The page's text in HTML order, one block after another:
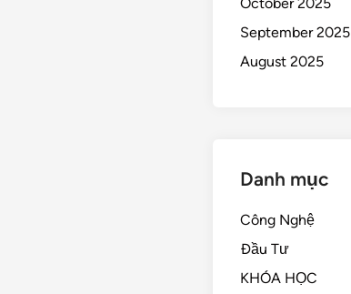
September 2025
August 2025
Danh mục
Công Nghệ
Đầu Tư
KHÓA HỌC